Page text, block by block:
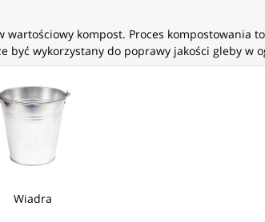
kompost. Proces kompostowania
wykorzystany do poprawy jakości gleby w
Wiadra